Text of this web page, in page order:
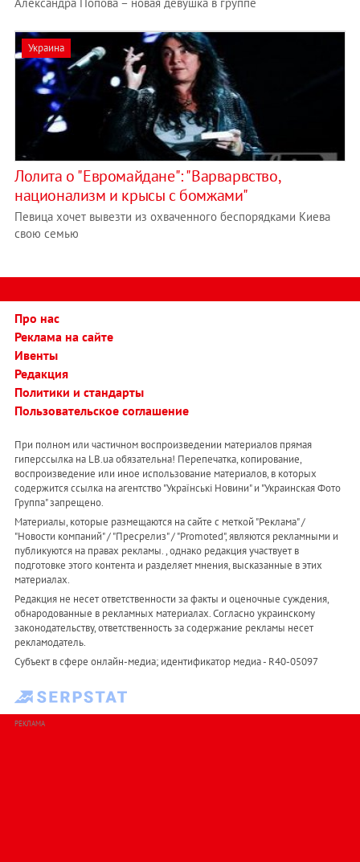
Украина
Лолита о "Евромайдане": "Варварвство,
национализм и крысы с бомжами"
Певица хочет вывезти из охваченного беспорядками Киева
свою семью
Про нас
Реклама на сайте
Ивенты
Редакция
Политики и стандарты
Пользовательское соглашение
При полном или частичном воспроизведении материалов прямая
гиперссылка на LB.ua обязательна! Перепечатка, копирование,
воспроизведение или иное использование материалов, в которых
содержится ссылка на агентство "Українськi Новини" и "Украинская Фото
Группа" запрещено.
Материалы, которые размещаются на сайте с меткой "Реклама" /
"Новости компаний" / "Пресрелиз" / "Promoted", являются рекламными и
публикуются на правах рекламы. , однако редакция участвует в
подготовке этого контента и разделяет мнения, высказанные в этих
материалах.
Редакция не несет ответственности за факты и оценочные суждения,
обнародованные в рекламных материалах. Согласно украинскому
законодательству, ответственность за содержание рекламы несет
рекламодатель.
Субъект в сфере онлайн-медиа; идентификатор медиа - R40-05097
РЕКЛАМА